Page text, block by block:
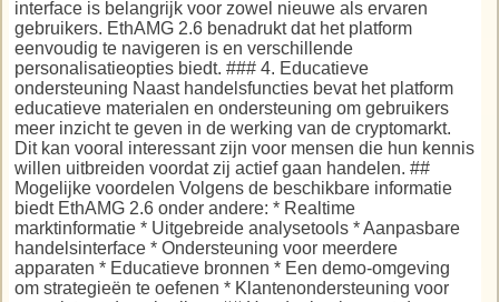
interface is belangrijk voor zowel nieuwe als ervaren
gebruikers. EthAMG 2.6 benadrukt dat het platform
eenvoudig te navigeren is en verschillende
personalisatieopties biedt. ### 4. Educatieve
ondersteuning Naast handelsfuncties bevat het platform
educatieve materialen en ondersteuning om gebruikers
meer inzicht te geven in de werking van de cryptomarkt.
Dit kan vooral interessant zijn voor mensen die hun kennis
willen uitbreiden voordat zij actief gaan handelen. ##
Mogelijke voordelen Volgens de beschikbare informatie
biedt EthAMG 2.6 onder andere: * Realtime
marktinformatie * Uitgebreide analysetools * Aanpasbare
handelsinterface * Ondersteuning voor meerdere
apparaten * Educatieve bronnen * Een demo-omgeving
om strategieën te oefenen * Klantenondersteuning voor